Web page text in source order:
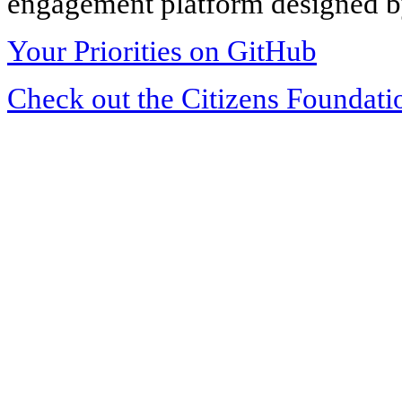
Your Priorities on GitHub
Check out the Citizens